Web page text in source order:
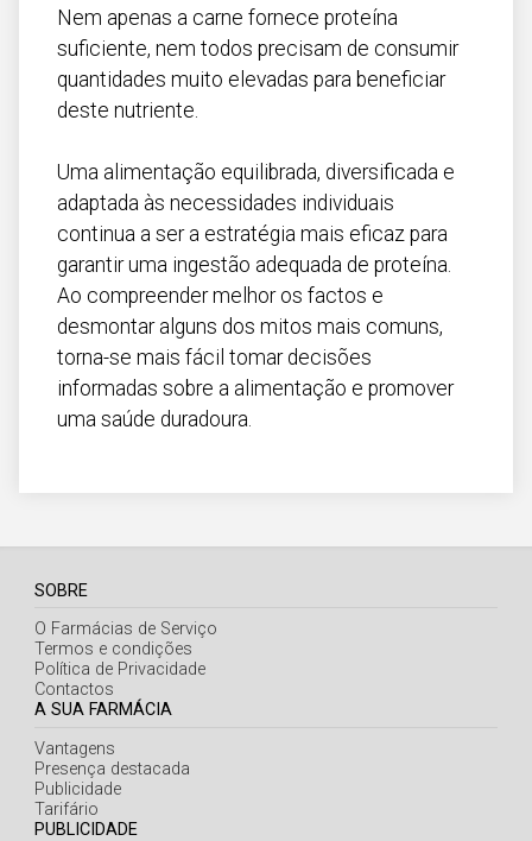
Nem apenas a carne fornece proteína
suficiente, nem todos precisam de consumir
quantidades muito elevadas para beneficiar
deste nutriente.
Uma alimentação equilibrada, diversificada e
adaptada às necessidades individuais
continua a ser a estratégia mais eficaz para
garantir uma ingestão adequada de proteína.
Ao compreender melhor os factos e
desmontar alguns dos mitos mais comuns,
torna-se mais fácil tomar decisões
informadas sobre a alimentação e promover
uma saúde duradoura.
SOBRE
O Farmácias de Serviço
Termos e condições
Política de Privacidade
Contactos
A SUA FARMÁCIA
Vantagens
Presença destacada
Publicidade
Tarifário
PUBLICIDADE